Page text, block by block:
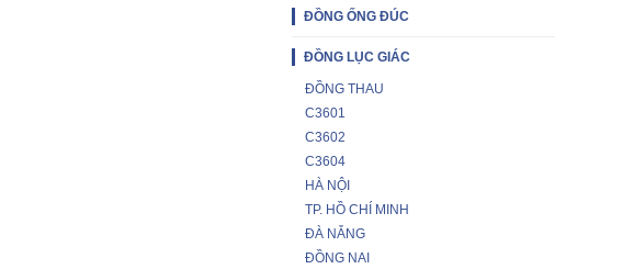
ĐỒNG ỐNG ĐÚC
ĐỒNG LỤC GIÁC
ĐỒNG THAU
C3601
C3602
C3604
HÀ NỘI
TP. HỒ CHÍ MINH
ĐÀ NẴNG
ĐỒNG NAI